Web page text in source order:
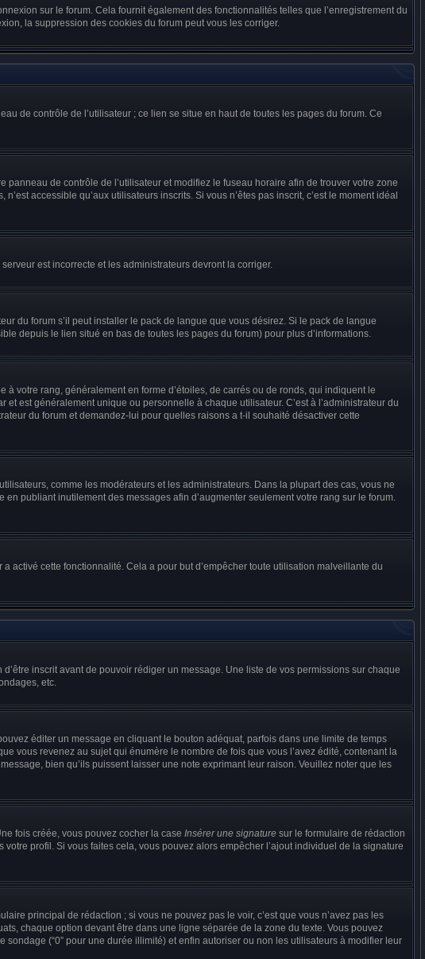
sur le forum. Cela fournit également des fonctionnalités telles que l’enregistrement du
la suppression des cookies du forum peut vous les corriger.
de contrôle de l’utilisateur ; ce lien se situe en haut de toutes les pages du forum. Ce
de contrôle de l’utilisateur et modifiez le fuseau horaire afin de trouver votre zone
accessible qu’aux utilisateurs inscrits. Si vous n’êtes pas inscrit, c’est le moment idéal
est incorrecte et les administrateurs devront la corriger.
du forum s’il peut installer le pack de langue que vous désirez. Si le pack de langue
depuis le lien situé en bas de toutes les pages du forum) pour plus d’informations.
votre rang, généralement en forme d’étoiles, de carrés ou de ronds, qui indiquent le
est généralement unique ou personnelle à chaque utilisateur. C’est à l’administrateur du
du forum et demandez-lui pour quelles raisons a t-il souhaité désactiver cette
comme les modérateurs et les administrateurs. Dans la plupart des cas, vous ne
publiant inutilement des messages afin d’augmenter seulement votre rang sur le forum.
activé cette fonctionnalité. Cela a pour but d’empêcher toute utilisation malveillante du
inscrit avant de pouvoir rédiger un message. Une liste de vos permissions sur chaque
etc.
éditer un message en cliquant le bouton adéquat, parfois dans une limite de temps
vous revenez au sujet qui énumère le nombre de fois que vous l’avez édité, contenant la
bien qu’ils puissent laisser une note exprimant leur raison. Veuillez noter que les
fois créée, vous pouvez cocher la case Insérer une signature sur le formulaire de rédaction
profil. Si vous faites cela, vous pouvez alors empêcher l’ajout individuel de la signature
principal de rédaction ; si vous ne pouvez pas le voir, c’est que vous n’avez pas les
chaque option devant être dans une ligne séparée de la zone du texte. Vous pouvez
(“0” pour une durée illimité) et enfin autoriser ou non les utilisateurs à modifier leur